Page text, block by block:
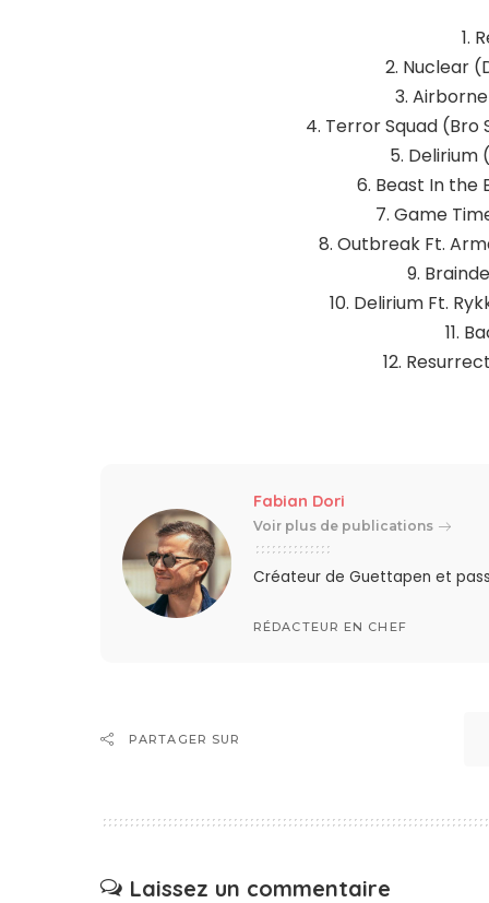
1.
2. Nuclear
3.
4. Terror Squad (Bro
5. Delirium
6. Beast In the
7. Game
8. Outbreak Ft.
9.
10. Delirium Ft.
11.
12.
Fabian Dori
Voir plus de publications
Créateur de Guettapen et
RÉDACTEUR EN CHEF
PARTAGER SUR
Laissez un commentaire